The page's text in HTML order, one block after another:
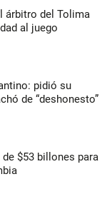
árbitro del Tolima
al juego
pidió su
de “deshonesto”
$53 billones para